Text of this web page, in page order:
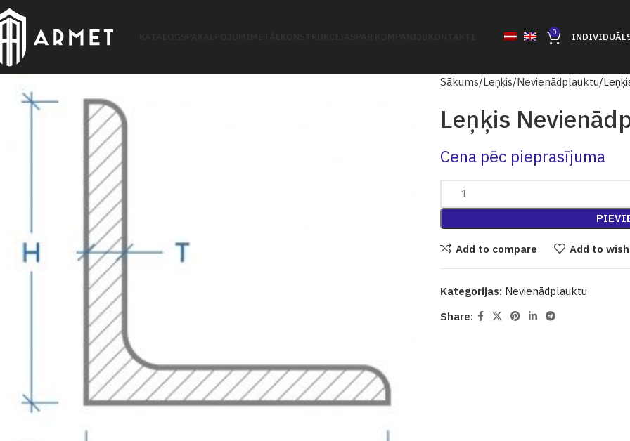
0
Sākums Leņķis Nevienādplauktu
Leņķis
Cena pēc pieprasījuma
Add to compare Add to
Kategorijas: Nevienādplauktu
Share: